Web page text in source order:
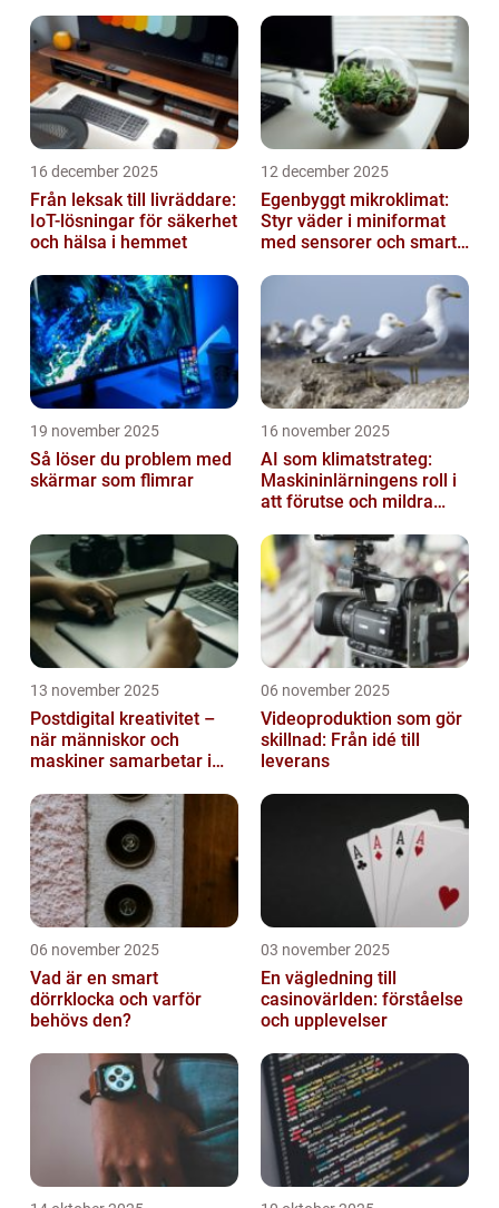
16 december 2025
Från leksak till livräddare:
IoT-lösningar för säkerhet
och hälsa i hemmet
12 december 2025
Egenbyggt mikroklimat:
Styr väder i miniformat
med sensorer och smarta
19 november 2025
Så löser du problem med
skärmar som flimrar
16 november 2025
AI som klimatstrateg:
Maskininlärningens roll i
att förutse och mildra
13 november 2025
Postdigital kreativitet –
när människor och
maskiner samarbetar i
06 november 2025
Videoproduktion som gör
skillnad: Från idé till
leverans
06 november 2025
Vad är en smart
dörrklocka och varför
behövs den?
03 november 2025
En vägledning till
casinovärlden: förståelse
och upplevelser